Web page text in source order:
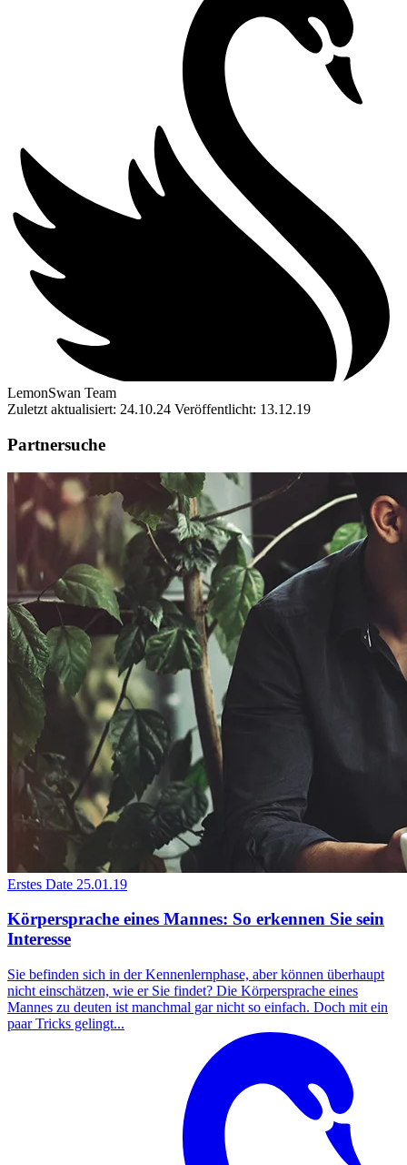
LemonSwan Team
Zuletzt aktualisiert: 24.10.24 Veröffentlicht: 13.12.19
Partnersuche
Erstes Date 25.01.19
Körpersprache eines Mannes: So erkennen Sie sein
Interesse
Sie befinden sich in der Kennenlernphase, aber können überhaupt
nicht einschätzen, wie er Sie findet? Die Körpersprache eines
Mannes zu deuten ist manchmal gar nicht so einfach. Doch mit ein
paar Tricks gelingt...